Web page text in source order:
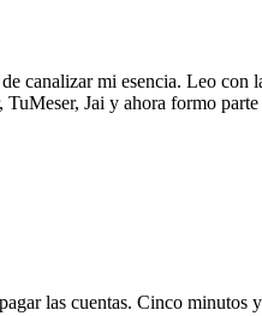
canalizar mi esencia. Leo
Jai y ahora formo
las cuentas. Cinco minutos